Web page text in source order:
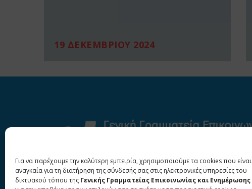
Για να παρέχουμε την καλύτερη εμπειρία, χρησιμοποιούμε τα cookies που είναι
αναγκαία για τη διατήρηση της σύνδεσής σας στις ηλεκτρονικές υπηρεσίες του
δικτυακού τόπου της Γενικής Γραμματείας Επικοινωνίας και Ενημέρωσης
19 ΔΕΚΕΜΒΡΙΟΥ 2024